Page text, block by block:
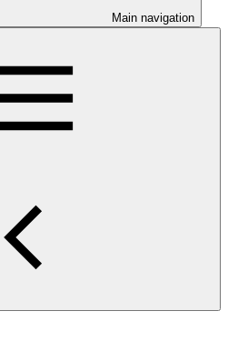
Main navigation